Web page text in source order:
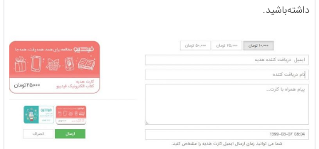
داشته‌باشید.